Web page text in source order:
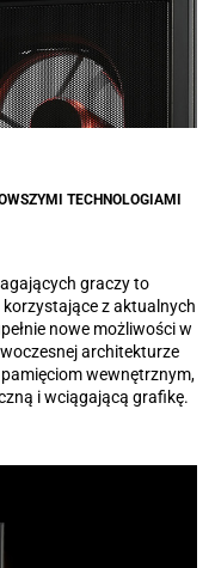
TECHNOLOGIAMI
graczy to
z aktualnych
nowe możliwości w
architekturze
wewnętrznym,
i wciągającą grafikę.